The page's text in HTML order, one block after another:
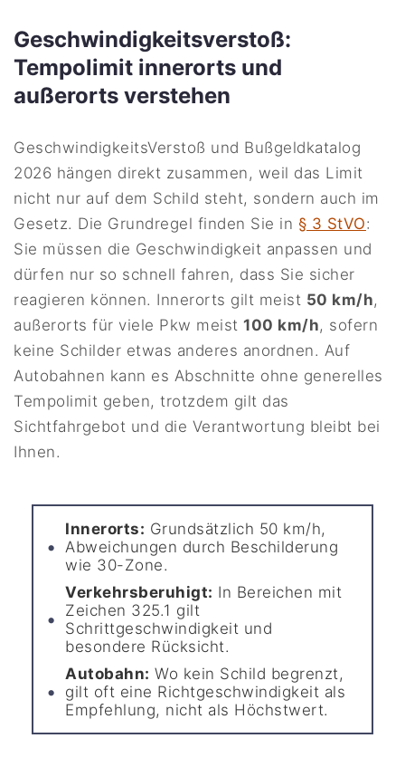
Geschwindigkeitsverstoß:
Tempolimit innerorts und
außerorts verstehen
GeschwindigkeitsVerstoß und Bußgeldkatalog
2026 hängen direkt zusammen, weil das Limit
nicht nur auf dem Schild steht, sondern auch im
Gesetz. Die Grundregel finden Sie in § 3 StVO:
Sie müssen die Geschwindigkeit anpassen und
dürfen nur so schnell fahren, dass Sie sicher
reagieren können. Innerorts gilt meist 50 km/h,
außerorts für viele Pkw meist100 km/h, sofern
keine Schilder etwas anderes anordnen. Auf
Autobahnen kann es Abschnitte ohne generelles
Tempolimit geben, trotzdem gilt das
Sichtfahrgebot und die Verantwortung bleibt bei
Ihnen.
Innerorts: Grundsätzlich 50 km/h,
Abweichungen durch Beschilderung
wie 30-Zone.
Verkehrsberuhigt: In Bereichen mit
Zeichen 325.1 gilt
Schrittgeschwindigkeit und
besondere Rücksicht.
Autobahn: Wo kein Schild begrenzt,
gilt oft eine Richtgeschwindigkeit als
Empfehlung, nicht als Höchstwert.